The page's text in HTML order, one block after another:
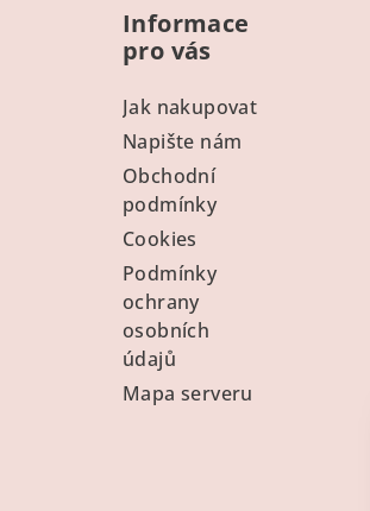
Informace
pro vás
Jak nakupovat
Napište nám
Obchodní
podmínky
Cookies
Podmínky
ochrany
osobních
údajů
Mapa serveru